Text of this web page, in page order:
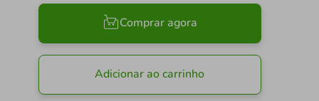
Comprar agora
Adicionar ao carrinho